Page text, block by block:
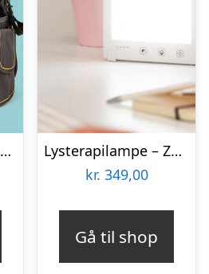
Værktøjsopbevaring til spand
Lysterapilampe – Zenkuru
kr. 349,00
Gå til shop